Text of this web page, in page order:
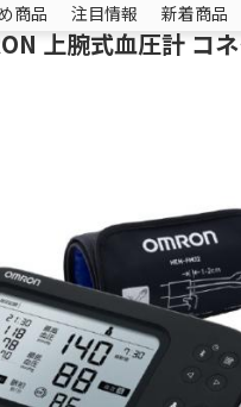
商品 注目情報 新着商品
上腕式血圧計 コ